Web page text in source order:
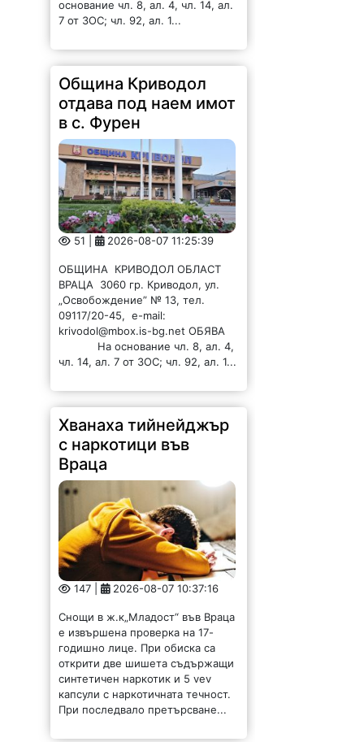
Община Криводол
отдава под наем имот
в с. Фурен
51 | 2026-08-07 11:25:39
ОБЩИНА КРИВОДОЛ ОБЛАСТ
ВРАЦА 3060 гр. Криводол, ул.
„Освобождение” № 13, тел.
09117/20-45, e-mail:
На основание чл. 8, ал. 4,
чл. 14, ал. 7 от ЗОС; чл. 92, ал. 1...
Хванаха тийнейджър
с наркотици във
Враца
147 | 2026-08-07 10:37:16
Снощи в ж.к„Младост“ във Враца
е извършена проверка на 17-
годишно лице. При обиска са
открити две шишета съдържащи
капсули с наркотичната течност.
При последвало претърсване...
ВиК-Враца с
информация за